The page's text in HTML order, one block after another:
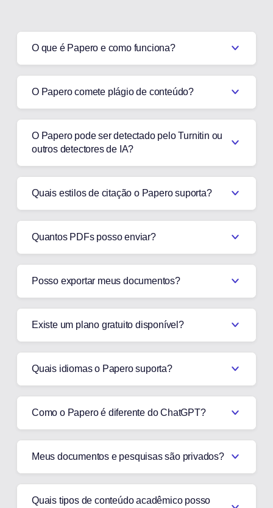
O que é Papero e como funciona?
O Papero comete plágio de conteúdo?
O Papero pode ser detectado pelo Turnitin ou
outros detectores de IA?
Quais estilos de citação o Papero suporta?
Quantos PDFs posso enviar?
Posso exportar meus documentos?
Existe um plano gratuito disponível?
Quais idiomas o Papero suporta?
Como o Papero é diferente do ChatGPT?
Meus documentos e pesquisas são privados?
Quais tipos de conteúdo acadêmico posso